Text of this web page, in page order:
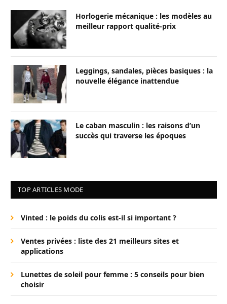
Horlogerie mécanique : les modèles au
meilleur rapport qualité-prix
Leggings, sandales, pièces basiques : la
nouvelle élégance inattendue
Le caban masculin : les raisons d’un
succès qui traverse les époques
TOP ARTICLES MODE
Vinted : le poids du colis est-il si important ?
Ventes privées : liste des 21 meilleurs sites et
applications
Lunettes de soleil pour femme : 5 conseils pour bien
choisir